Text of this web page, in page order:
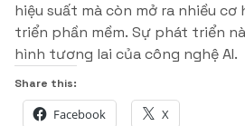
hiệu suất mà còn mở ra nhiều
triển phần mềm. Sự phát triển
hình tương lai của công nghệ AI.
Share this:
Facebook X